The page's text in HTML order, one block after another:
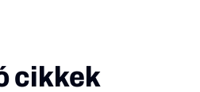
cikkek